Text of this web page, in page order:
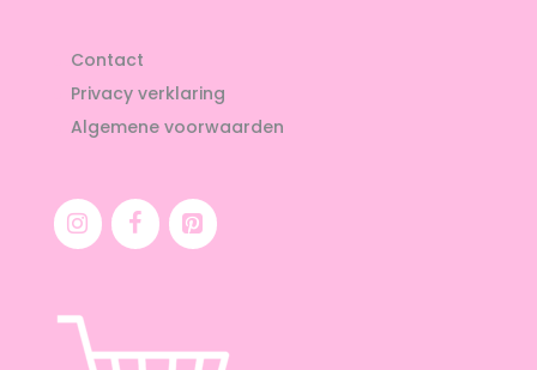
Contact
Privacy verklaring
Algemene voorwaarden